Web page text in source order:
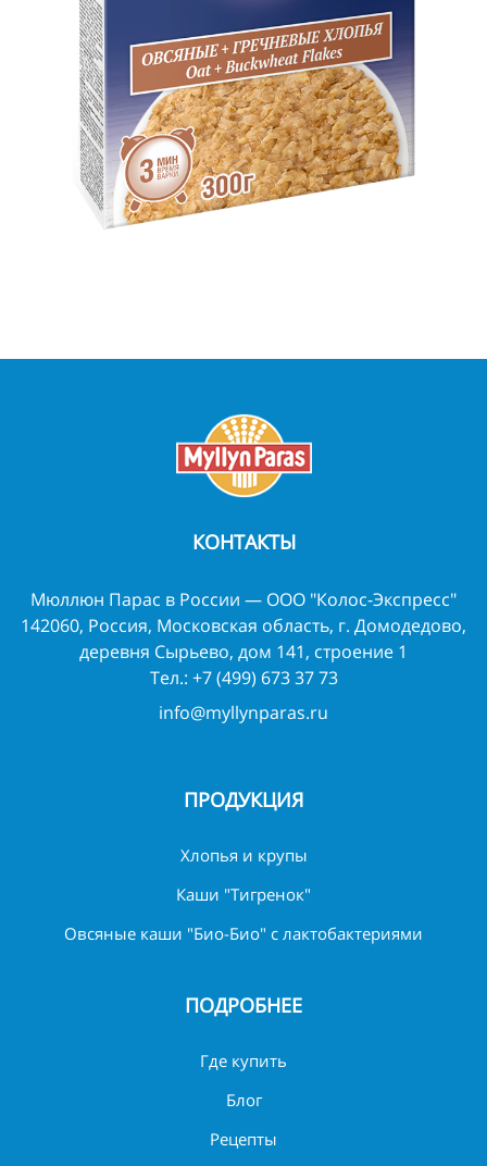
КОНТАКТЫ
Мюллюн Парас в России — ООО "Колос-Экспресс"
142060, Россия, Московская область, г. Домодедово,
деревня Сырьево, дом 141, строение 1
Тел.: +7 (499) 673 37 73
info@myllynparas.ru
ПРОДУКЦИЯ
Хлопья и крупы
Каши "Тигренок"
Овсяные каши "Био-Био" с лактобактериями
ПОДРОБНЕЕ
Где купить
Блог
Рецепты